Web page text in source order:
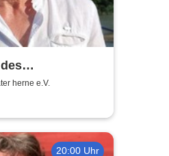
- Dr. Christian
herne e.V.
20:00 Uhr